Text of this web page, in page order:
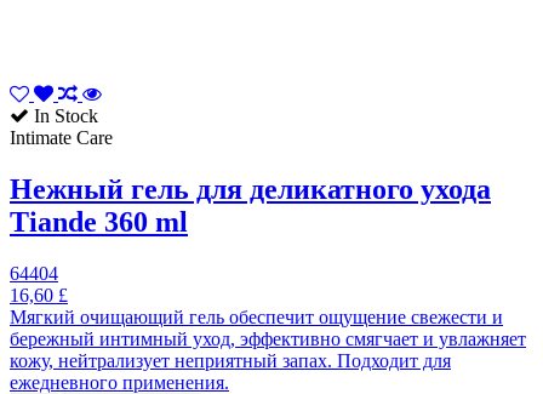
In Stock
Intimate Care
Нежный гель для деликатного ухода
Tiande 360 ml
64404
16,60 £
Мягкий очищающий гель обеспечит ощущение свежести и
бережный интимный уход, эффективно смягчает и увлажняет
кожу, нейтрализует неприятный запах. Подходит для
ежедневного применения.